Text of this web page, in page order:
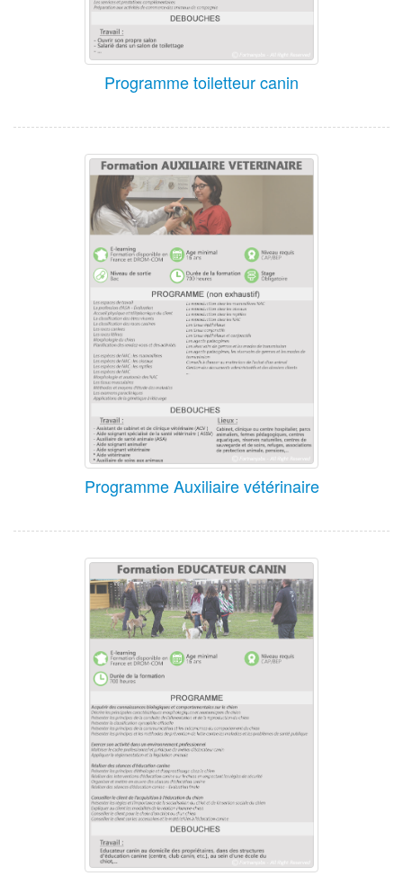
Programme toiletteur canin
Programme Auxiliaire vétérinaire